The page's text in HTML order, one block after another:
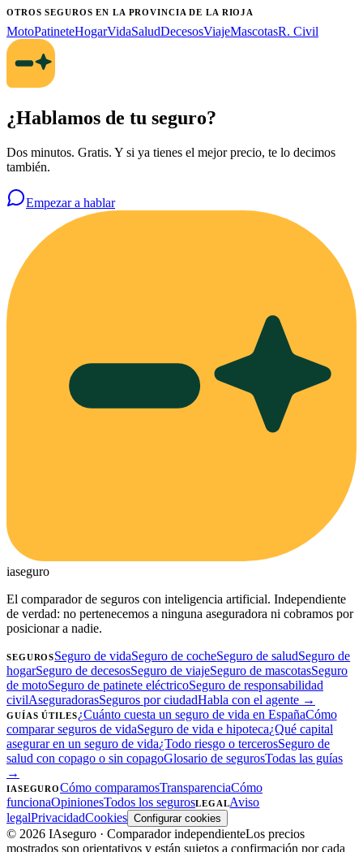
OTROS SEGUROSEN LA PROVINCIA DE LA RIOJA
MotoPatineteHogarVidaSaludDecesosViajeMascotasR. Civil
¿Hablamos de tu seguro?
Dos minutos. Gratis. Y si ya tienes el mejor precio, te lo decimos
también.
Empezar a hablar
iaseguro
El comparador de seguros con inteligencia artificial. Independiente
de verdad: no pertenecemos a ninguna aseguradora ni cobramos por
posicionar a nadie.
SEGUROSSeguro de vidaSeguro de cocheSeguro de saludSeguro de
hogarSeguro de decesosSeguro de viajeSeguro de mascotasSeguro
de motoSeguro de patinete eléctricoSeguro de responsabilidad
civilAseguradorasSeguros por ciudadHabla con el agente →
GUÍAS ÚTILES¿Cuánto cuesta un seguro de vida en EspañaCómo
comparar seguros de vidaSeguro de vida e hipoteca¿Qué capital
asegurar en un seguro de vida¿Todo riesgo o tercerosSeguro de
salud con copago o sin copagoGlosario de segurosTodas las guías
→
IASEGUROCómo comparamosTransparenciaCómo
funcionaOpinionesTodos los segurosLEGALAviso
legalPrivacidadCookies Configurar cookies
© 2026 IAseguro · Comparador independienteLos precios
mostrados son orientativos y están sujetos a confirmación por cada